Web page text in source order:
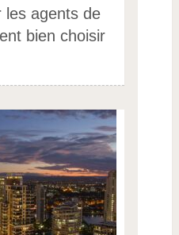
les agents de
bien choisir